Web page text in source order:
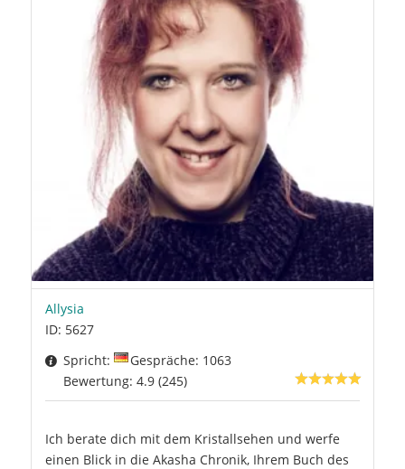
Allysia
ID: 5627
Spricht:
Gespräche: 1063
Bewertung: 4.9 (245)
Ich berate dich mit dem Kristallsehen und werfe
einen Blick in die Akasha Chronik, Ihrem Buch des